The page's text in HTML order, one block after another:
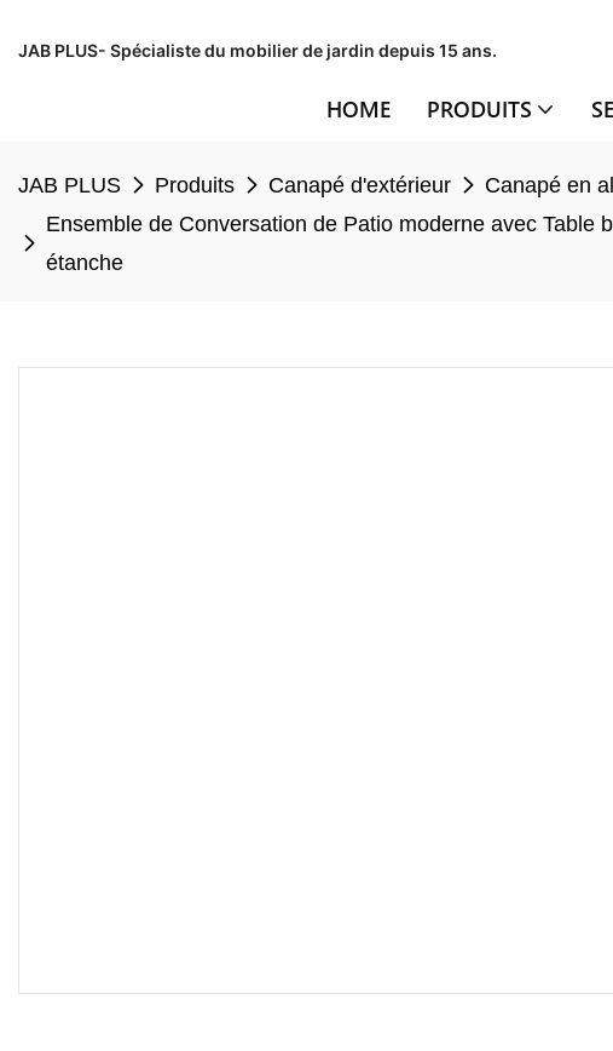
JAB PLUS- Spécialiste du mobilier de jardin depuis 15 ans.
HOME PRODUITS
JAB PLUS Produits Canapé d'extérieur
Canapé en
Ensemble de Conversation de Patio moderne avec Table
étanche